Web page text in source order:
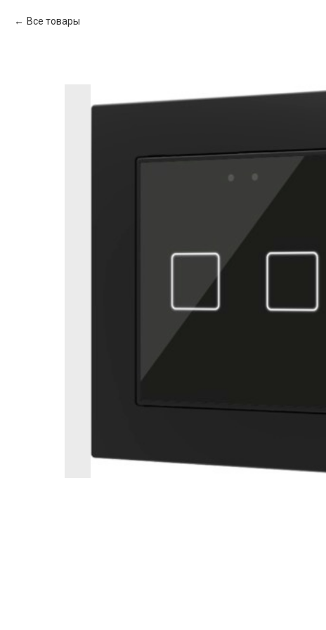
Все товары